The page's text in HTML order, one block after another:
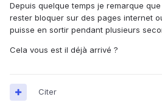
Depuis quelque temps je remarque
rester bloquer sur des pages internet
puisse en sortir pendant plusieurs
Cela vous est il déjà arrivé ?
Citer